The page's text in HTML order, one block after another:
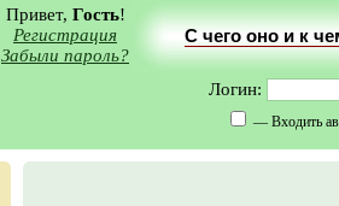
Привет, Гость!
Регистрация
Забыли пароль?
С чего оно и к
Логин:
— Входить